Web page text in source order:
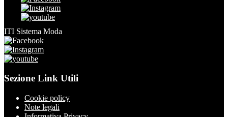
ITI Sistema Moda
Sezione Link Utili
Cookie policy
Note legali